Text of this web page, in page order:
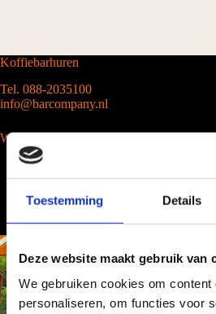
Toestemming Details
Deze website maakt gebruik van
We gebruiken cookies om content
personaliseren, om functies voor
Koffiebarhuren
Tel. 088-2035100
info@barcompany.nl
Wij werken landelijk